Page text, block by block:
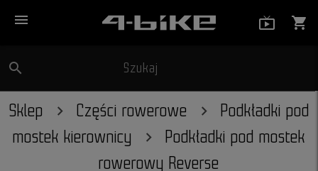
menu shopping_cart
search Szukaj
Sklep Części rowerowe
Podkładki pod
mostek kierownicy
Podkładki pod mostek
rowerowy Reverse